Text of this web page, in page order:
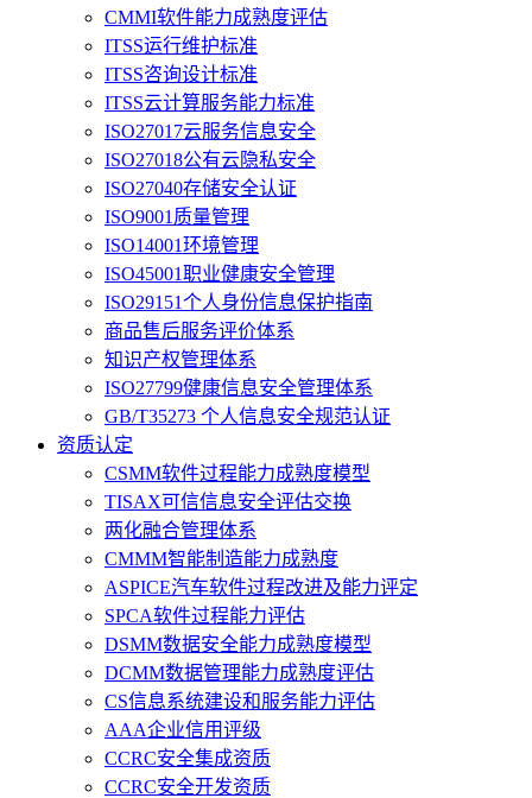
CMMI软件能力成熟度评估
ITSS运行维护标准
ITSS咨询设计标准
ITSS云计算服务能力标准
ISO27017云服务信息安全
ISO27018公有云隐私安全
ISO27040存储安全认证
ISO9001质量管理
ISO14001环境管理
ISO45001职业健康安全管理
ISO29151个人身份信息保护指南
商品售后服务评价体系
知识产权管理体系
ISO27799健康信息安全管理体系
GB/T35273 个人信息安全规范认证
资质认定
CSMM软件过程能力成熟度模型
TISAX可信信息安全评估交换
两化融合管理体系
CMMM智能制造能力成熟度
ASPICE汽车软件过程改进及能力评定
SPCA软件过程能力评估
DSMM数据安全能力成熟度模型
DCMM数据管理能力成熟度评估
CS信息系统建设和服务能力评估
AAA企业信用评级
CCRC安全集成资质
CCRC安全开发资质